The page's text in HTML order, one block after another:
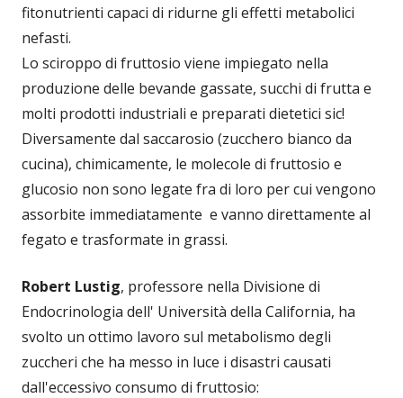
fitonutrienti capaci di ridurne gli effetti metabolici
nefasti.
Lo sciroppo di fruttosio viene impiegato nella
produzione delle bevande gassate, succhi di frutta e
molti prodotti industriali e preparati dietetici sic!
Diversamente dal saccarosio (zucchero bianco da
cucina), chimicamente, le molecole di fruttosio e
glucosio non sono legate fra di loro per cui vengono
assorbite immediatamente e vanno direttamente al
fegato e trasformate in grassi.
Robert Lustig, professore nella Divisione di
Endocrinologia dell' Università della California, ha
svolto un ottimo lavoro sul metabolismo degli
zuccheri che ha messo in luce i disastri causati
dall'eccessivo consumo di fruttosio: